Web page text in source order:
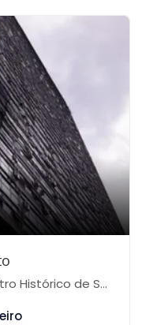
Paulo, São Paulo-SP